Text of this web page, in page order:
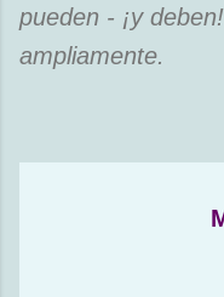
pueden - ¡y
ampliamente.